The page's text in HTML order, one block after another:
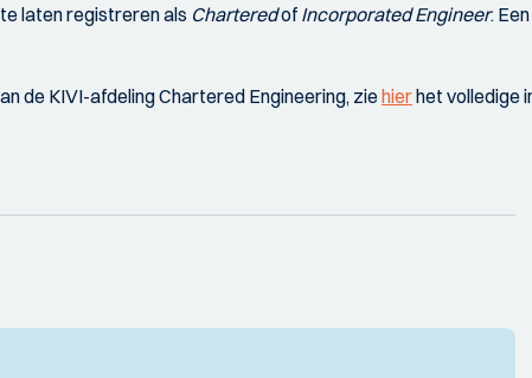
laten registreren als Charteredof Incorporated Engineer.
de KIVI-afdeling Chartered Engineering, ziehierhet volledige